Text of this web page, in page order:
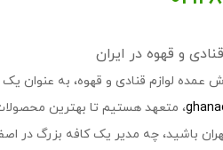
و قهوه در ایران
لوازم قنادی و قهوه، به عنوان یک
، متعهد هستیم تا بهترین
باشید، چه مدیر یک کافه بزرگ در